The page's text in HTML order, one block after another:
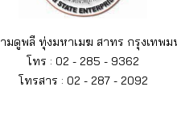
มดูพลี ทุ่งมหาเมฆ สาทร กรุงเทพม
โทร : 02 - 285 - 9362
โทรสาร : 02 - 287 - 2092